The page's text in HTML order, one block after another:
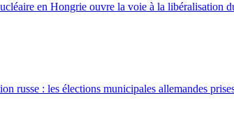
en Hongrie ouvre la voie à la libéralisation
russe : les élections municipales allemandes